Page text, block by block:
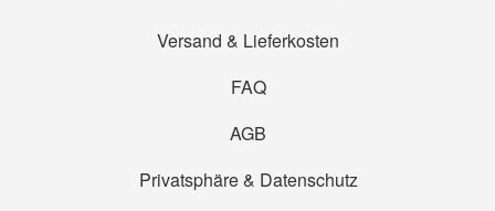
Versand & Lieferkosten
FAQ
AGB
Privatsphäre & Datenschutz